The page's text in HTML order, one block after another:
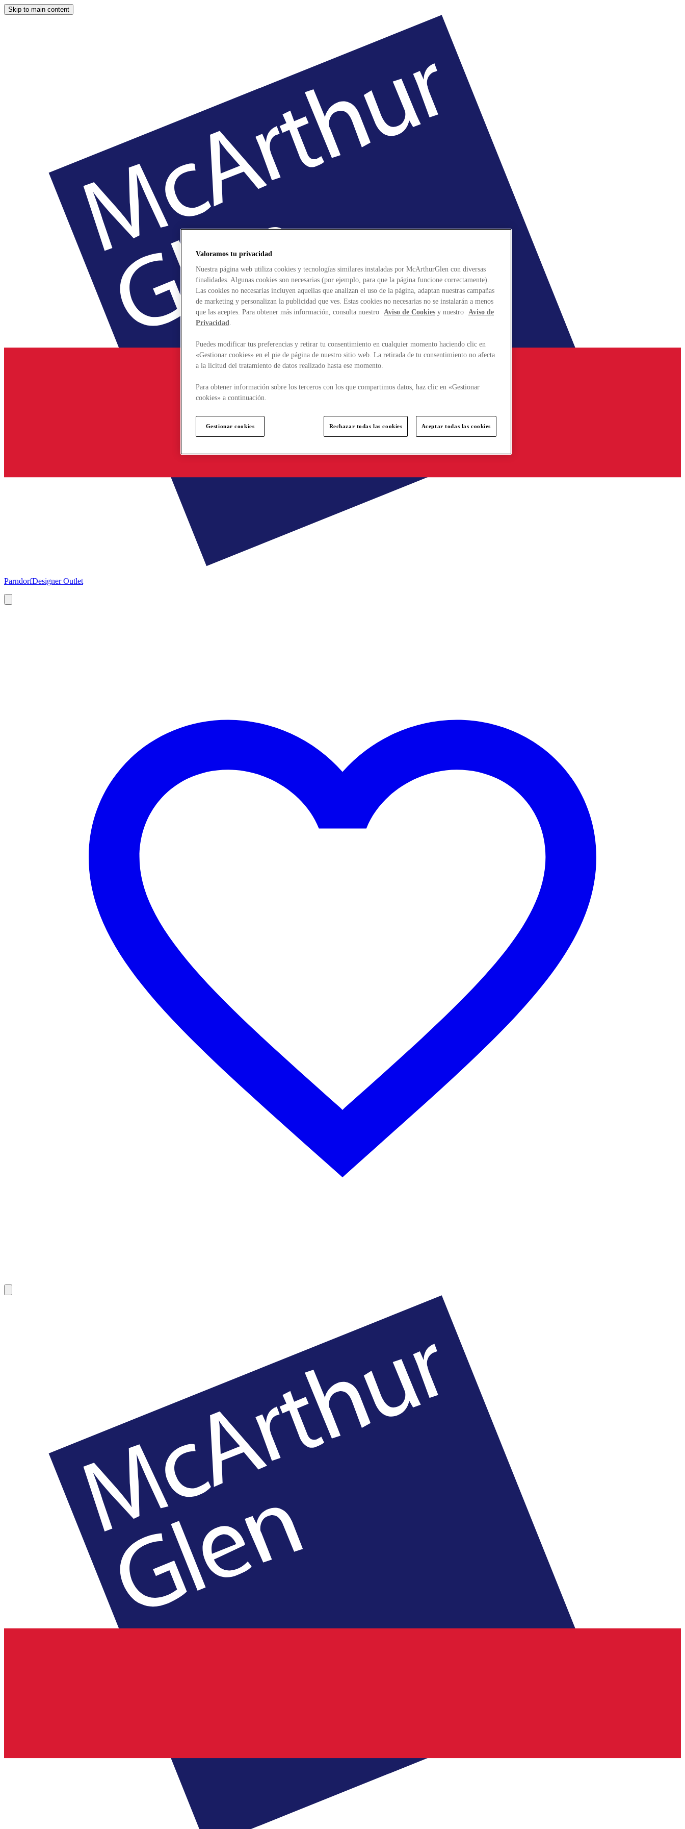
Skip to main content
ParndorfDesigner Outlet
Valoramos tu privacidad
Nuestra página web utiliza cookies y tecnologías similares instaladas por McArthurGlen con diversas
finalidades. Algunas cookies son necesarias (por ejemplo, para que la página funcione correctamente).
Las cookies no necesarias incluyen aquellas que analizan el uso de la página, adaptan nuestras campañas
de marketing y personalizan la publicidad que ves. Estas cookies no necesarias no se instalarán a menos
que las aceptes. Para obtener más información, consulta nuestro Aviso de Cookies y nuestro Aviso de
Privacidad.
Puedes modificar tus preferencias y retirar tu consentimiento en cualquier momento haciendo clic en
«Gestionar cookies» en el pie de página de nuestro sitio web. La retirada de tu consentimiento no afecta
a la licitud del tratamiento de datos realizado hasta ese momento.
Para obtener información sobre los terceros con los que compartimos datos, haz clic en «Gestionar
cookies» a continuación.
Gestionar cookies Rechazar todas las cookies Aceptar todas las cookies